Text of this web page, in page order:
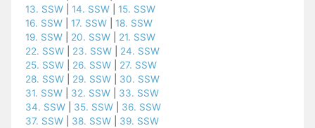
13. SSW |14. SSW |15. SSW
16. SSW |17. SSW |18. SSW
19. SSW
20. SSW
21. SSW
22. SSW
23. SSW
24. SSW
25. SSW
26. SSW
27. SSW
28. SSW
29. SSW
30. SSW
31. SSW
32. SSW
33. SSW
34. SSW
35. SSW
36. SSW
37. SSW
38. SSW
39. SSW